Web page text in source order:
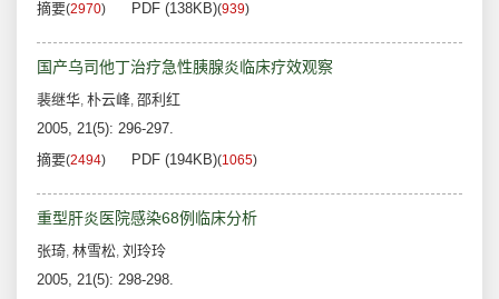
摘要(2970) PDF (138KB)(939)
国产乌司他丁治疗急性胰腺炎临床疗效观察
裴继华, 朴云峰, 邵利红
2005, 21(5): 296-297.
摘要(2494) PDF (194KB)(1065)
重型肝炎医院感染68例临床分析
张琦, 林雪松, 刘玲玲
2005, 21(5): 298-298.